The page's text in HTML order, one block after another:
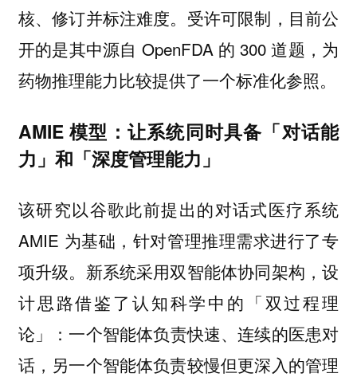
核、修订并标注难度。 受许可限制，目前公
开的是其中源自 OpenFDA 的 300 道题，为
药物推理能力比较提供了一个标准化参照。
AMIE 模型：让系统同时具备「对话能
力」和「深度管理能力」
该研究以谷歌此前提出的对话式医疗系统
AMIE 为基础，针对管理推理需求进行了专
项升级。新系统采用双智能体协同架构，设
计思路借鉴了认知科学中的「双过程理
论」： 一个智能体负责快速、连续的医患对
话，另一个智能体负责较慢但更深入的管理